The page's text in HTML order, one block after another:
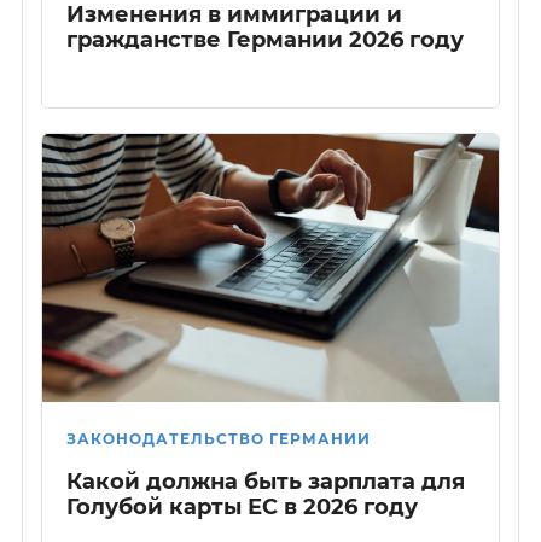
Изменения в иммиграции и
гражданстве Германии 2026 году
ЗАКОНОДАТЕЛЬСТВО ГЕРМАНИИ
Какой должна быть зарплата для
Голубой карты ЕС в 2026 году